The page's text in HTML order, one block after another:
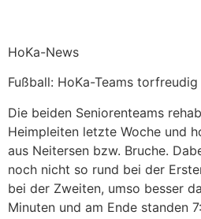
HoKa-News
Fußball: HoKa-Teams
Die beiden Seniorenteams
Heimpleiten letzte Woche und
aus Neitersen bzw. Bruche.
noch nicht so rund bei der
bei der Zweiten, umso besser
Minuten und am Ende standen